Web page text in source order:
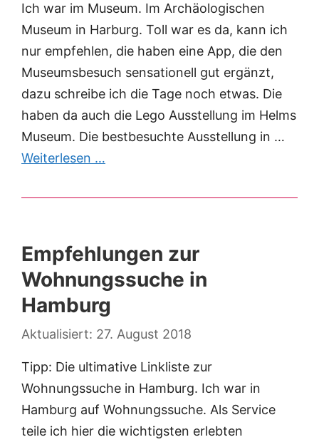
Ich war im Museum. Im Archäologischen
Museum in Harburg. Toll war es da, kann ich
nur empfehlen, die haben eine App, die den
Museumsbesuch sensationell gut ergänzt,
dazu schreibe ich die Tage noch etwas. Die
haben da auch die Lego Ausstellung im Helms
Museum. Die bestbesuchte Ausstellung in …
Weiterlesen …
Empfehlungen zur
Wohnungssuche in
Hamburg
27. August 2018
Tipp: Die ultimative Linkliste zur
Wohnungssuche in Hamburg. Ich war in
Hamburg auf Wohnungssuche. Als Service
teile ich hier die wichtigsten erlebten